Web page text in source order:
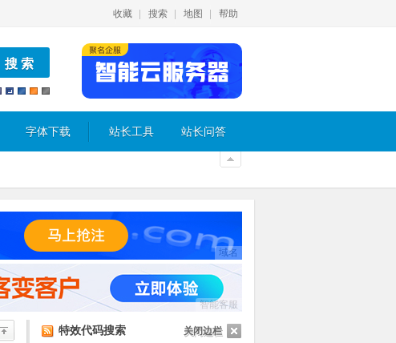
收藏 搜索 地图 帮助
字体下载 站长工具 站长问答
域名
智能客服
关闭边栏
特效代码搜索